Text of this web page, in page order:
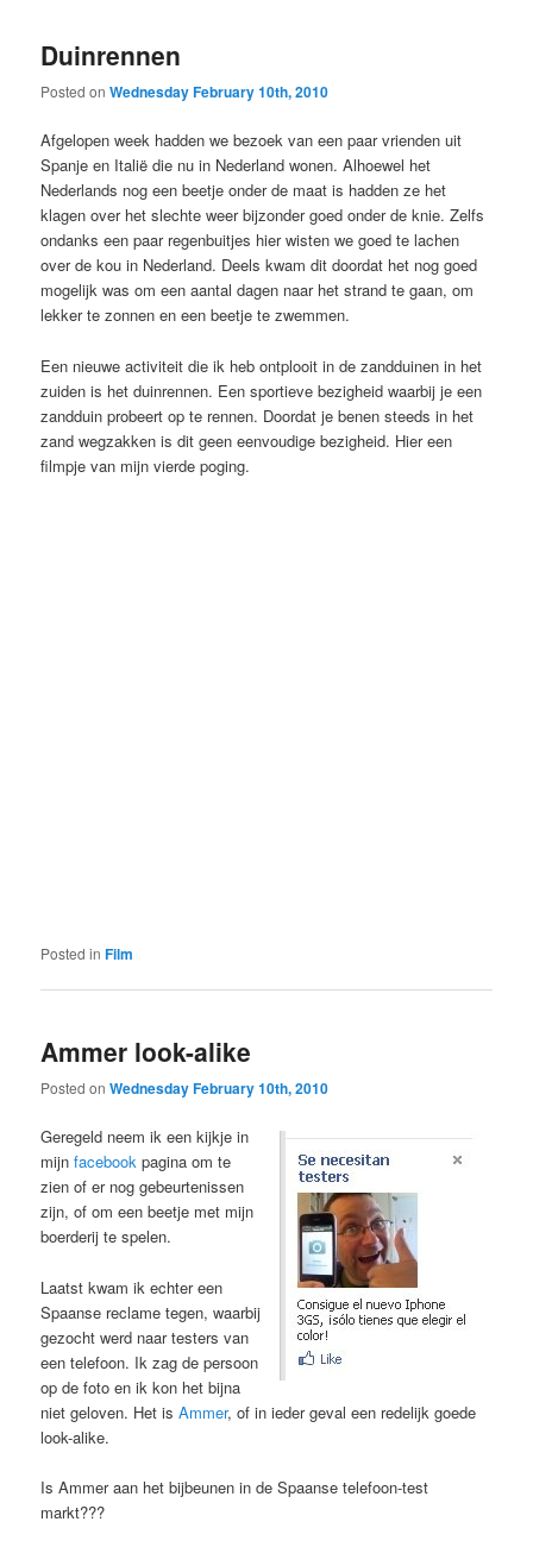
Duinrennen
Posted onWednesday February 10th, 2010
Afgelopen week hadden we bezoek van een paar vrienden uit
Spanje en Italië die nu in Nederland wonen. Alhoewel het
Nederlands nog een beetje onder de maat is hadden ze het
klagen over het slechte weer bijzonder goed onder de knie. Zelfs
ondanks een paar regenbuitjes hier wisten we goed te lachen
over de kou in Nederland. Deels kwam dit doordat het nog goed
mogelijk was om een aantal dagen naar het strand te gaan, om
lekker te zonnen en een beetje te zwemmen.
Een nieuwe activiteit die ik heb ontplooit in de zandduinen in het
zuiden is het duinrennen. Een sportieve bezigheid waarbij je een
zandduin probeert op te rennen. Doordat je benen steeds in het
zand wegzakken is dit geen eenvoudige bezigheid. Hier een
filmpje van mijn vierde poging.
Posted in Film
Ammer look-alike
Posted onWednesday February 10th, 2010
Geregeld neem ik een kijkje in
mijnfacebook pagina om te
zien of er nog gebeurtenissen
zijn, of om een beetje met mijn
boerderij te spelen.
Laatst kwam ik echter een
Spaanse reclame tegen, waarbij
gezocht werd naar testers van
een telefoon. Ik zag de persoon
op de foto en ik kon het bijna
niet geloven. Het isAmmer, of in ieder geval een redelijk goede
look-alike.
Is Ammer aan het bijbeunen in de Spaanse telefoon-test
markt???